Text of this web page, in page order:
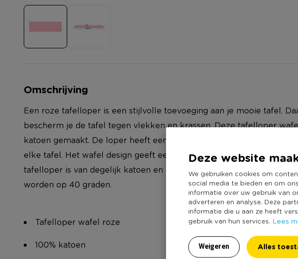
Deze website
We gebruiken cookies om
social media te bieden en om
informatie over uw gebruik van
adverteren en analyse. Deze
informatie die u aan ze heeft
gebruik van hun services. Lees
Weigeren Alles
Omschrijving
Een roze tafelloper is een stijlvolle toevoeging aan je mooie tafel.
bescherm je de tafel tegen vlekken en krassen. Deze tafelloper
katoen gemaakt. De loper heeft een afmeting van 45 x 150
elke tafel. Het wafel design geeft een chique tintje aan een gedekte
tafelloper is van degelijk katoen en kan makkelijk in de wasmachine
worden op 40 graden.
Tafelloper wafel roze
100% katoen